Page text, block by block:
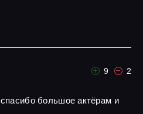
9 2
большое актёрам и